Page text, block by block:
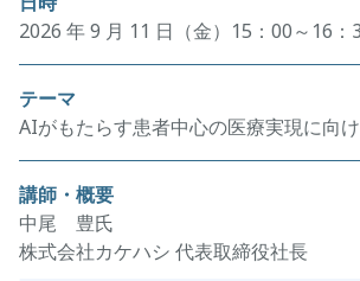
2026 年 9 月 11 日（金）15：00～16：
テーマ
AIがもたらす患者中心の医療実現に向
講師・概要
中尾 豊氏
株式会社カケハシ 代表取締役社長